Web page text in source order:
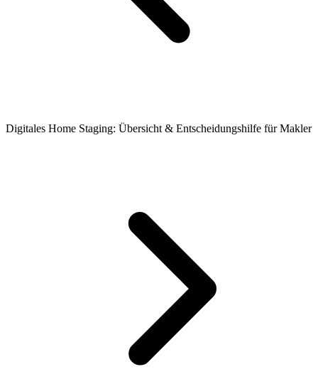
Digitales Home Staging: Übersicht & Entscheidungshilfe für Makler